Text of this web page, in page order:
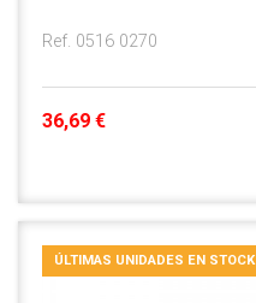
Ref. 0516 0270
36,69 €
ÚLTIMAS UNIDADES EN STOCK